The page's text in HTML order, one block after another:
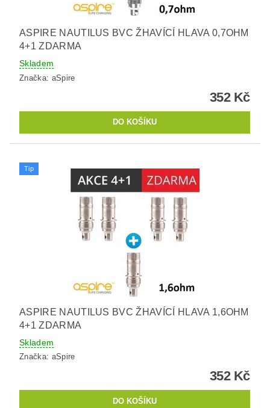
ASPIRE NAUTILUS BVC ŽHAVÍCÍ HLAVA 0,7OHM
4+1 ZDARMA
Skladem
Značka: aSpire
352 Kč
Tip
ASPIRE NAUTILUS BVC ŽHAVÍCÍ HLAVA 1,6OHM
4+1 ZDARMA
Skladem
Značka: aSpire
352 Kč